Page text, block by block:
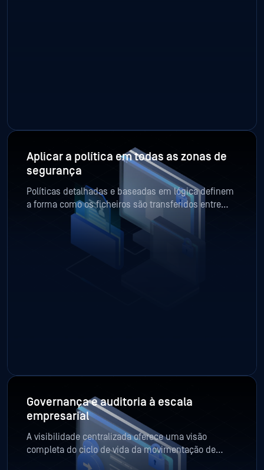
Aplicar a política em todas as zonas de
segurança
Políticas detalhadas e baseadas em lógica definem
a forma como os ficheiros são transferidos entre
ambientes. Condições baseadas em metadados,
funções dos utilizadores e nível de risco garantem
que os ficheiros só são transferidos quando os
Governança e auditoria à escala
empresarial
A visibilidade centralizada oferece uma visão
completa do ciclo de vida da movimentação de
ficheiros — quem a iniciou, como foi inspecionada,